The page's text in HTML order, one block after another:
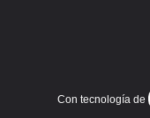
Con tecnología de